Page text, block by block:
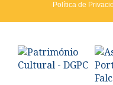
Política de